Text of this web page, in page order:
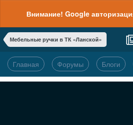
Внимание! Google
Мебельные ручки в ТК «Ланской»
Главная Форумы Блоги